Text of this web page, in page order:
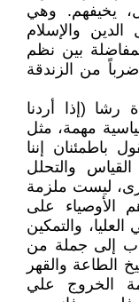
يخيفهم. وهي
والإسلام
بين نظم
ضرباً من الزندقة
رشا (إذا أردنا
مهمة، مثل
باطمئنان إننا
والتحلل
ليست ملزمة
الأوصياء على
والتمكين
إلى جملة من
الطاعة والقهر
الخروج علي